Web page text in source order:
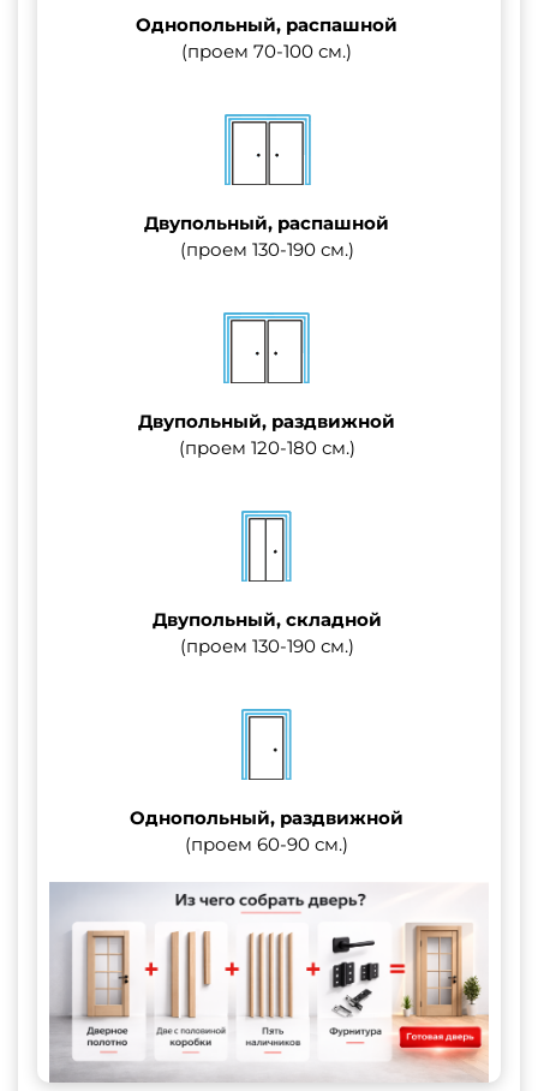
Однопольный, распашной
(проем 70-100 см.)
Двупольный, распашной
(проем 130-190 см.)
Двупольный, раздвижной
(проем 120-180 см.)
Двупольный, складной
(проем 130-190 см.)
Однопольный, раздвижной
(проем 60-90 см.)